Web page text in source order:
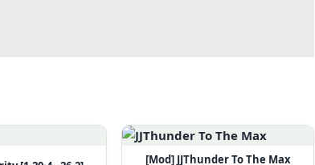
[Mod] JJThunder To The Max